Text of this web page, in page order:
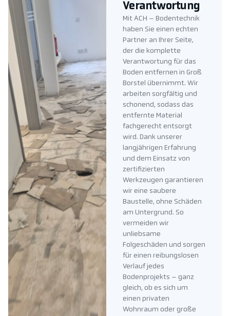
Verantwortung
Mit ACH – Bodentechnik
haben Sie einen echten
Partner an Ihrer Seite,
der die komplette
Verantwortung für das
Boden entfernen in Groß
Borstel übernimmt. Wir
arbeiten sorgfältig und
schonend, sodass das
entfernte Material
fachgerecht entsorgt
wird. Dank unserer
langjährigen Erfahrung
und dem Einsatz von
zertifizierten
Werkzeugen garantieren
wir eine saubere
Baustelle, ohne Schäden
am Untergrund. So
vermeiden wir
unliebsame
Folgeschäden und sorgen
für einen reibungslosen
Verlauf jedes
Bodenprojekts – ganz
gleich, ob es sich um
einen privaten
Wohnraum oder große